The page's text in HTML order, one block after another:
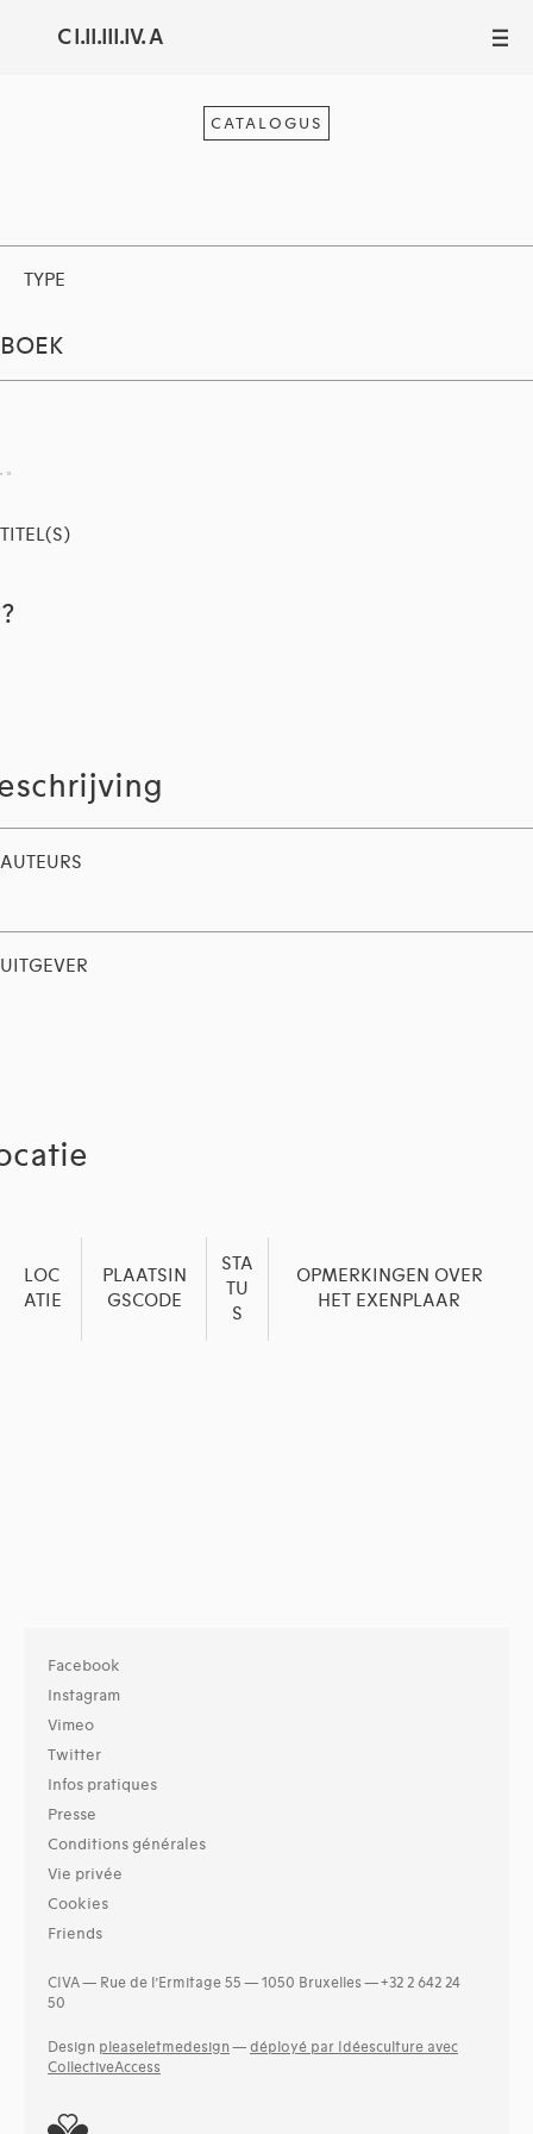
C I.II.III.IV. A III
CATALOGUS
TYPE
BOEK
TITEL(S)
AUTEURS
UITGEVER
LOC
ATIE
PLAATSIN
GSCODE
STA
TU
S
OPMERKINGEN OVER
HET EXENPLAAR
Facebook
Instagram
Vimeo
Twitter
Infos pratiques
Presse
Conditions générales
Vie privée
Cookies
Friends
CIVA — Rue de l’Ermitage 55 — 1050 Bruxelles — +32 2 642 24
50
Design pleaseletmedesign — déployé par Idéesculture avec
CollectiveAccess